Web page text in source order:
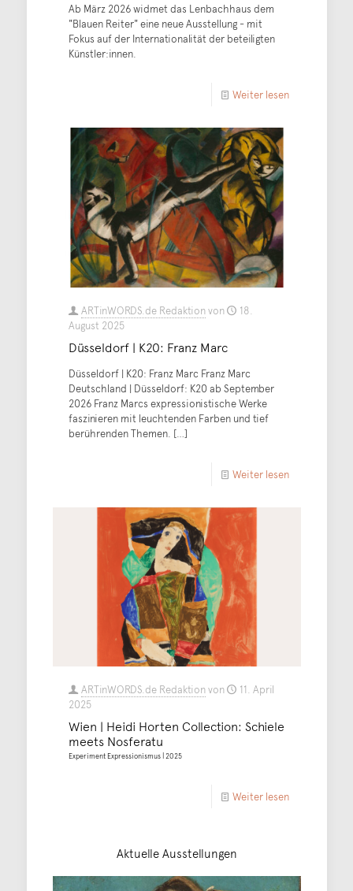
Ab März 2026 widmet das Lenbachhaus dem
"Blauen Reiter" eine neue Ausstellung - mit
Fokus auf der Internationalität der beteiligten
Künstler:innen.
Weiter lesen
ARTinWORDS.de Redaktionvon
18.
August 2025
Düsseldorf | K20: Franz Marc
Düsseldorf | K20: Franz Marc Franz Marc
Deutschland | Düsseldorf: K20 ab September
2026 Franz Marcs expressionistische Werke
faszinieren mit leuchtenden Farben und tief
berührenden Themen. […]
Weiter lesen
ARTinWORDS.de Redaktionvon
11. April
2025
Wien | Heidi Horten Collection: Schiele
meets Nosferatu
Experiment Expressionismus | 2025
Weiter lesen
Aktuelle Ausstellungen